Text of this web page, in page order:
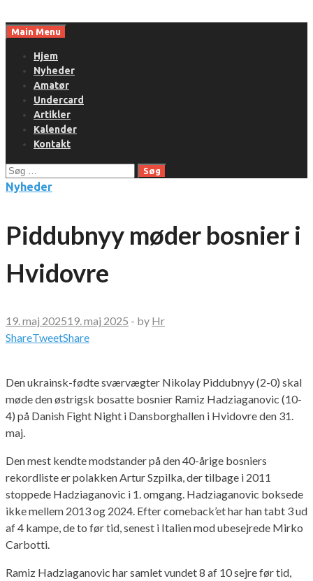
toMain Menu
Hjem
Nyheder
Amatør
Undercard
Artikler
Kalender
Kontakt
Søg
efter:
Nyheder
Piddubnyy møder bosnier i
Hvidovre
19. maj 202519. maj 2025 - by Hr
ShareTweetShare
Den ukrainsk-fødte sværvægter Nikolay Piddubnyy (2-0) skal
møde den østrigsk bosatte bosnier Ramiz Hadziaganovic (10-
4) på Danish Fight Night i Dansborghallen i Hvidovre den 31.
maj.
Den mest kendte modstander på den 40-årige bosniers
rekordliste er polakken Artur Szpilka, der tilbage i 2011
stoppede Hadziaganovic i 1. omgang. Hadziaganovic boksede
ikke mellem 2013 og 2024. Efter comeback’et har han tabt 3 ud
af 4 kampe, de to før tid, senest i Italien mod ubesejrede Mirko
Carbotti.
Ramiz Hadziaganovic har samlet vundet 8 af 10 sejre før tid,